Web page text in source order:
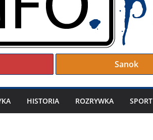
Sanok
HISTORIA ROZRYWKA SPORT